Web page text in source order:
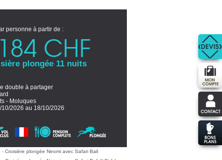
personne à partir de :CHF
plongée 11 nuits
double à partager
- Moluques
10/2026 au 18/10/2026